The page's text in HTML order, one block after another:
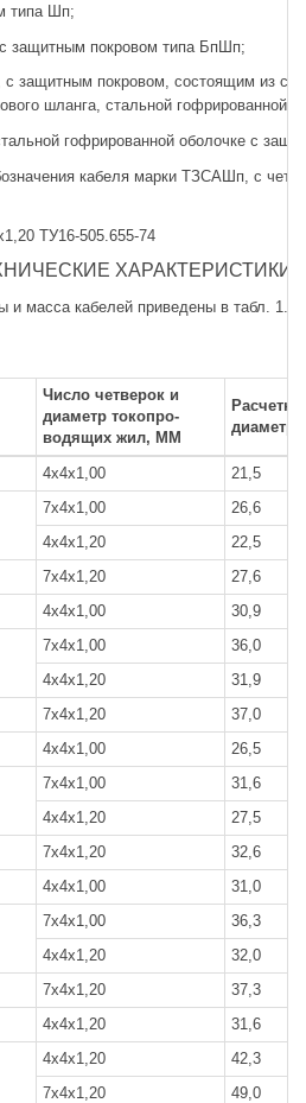
типа Шп;
защитным покровом типа БпШп;
защитным покровом, состоящим из
шланга, стальной гофрированной
гофрированной оболочке с
кабеля марки ТЗСАШп, с
ТУ16-505.655-74
ХАРАКТЕРИСТИКИ
и масса кабелей приведены в табл. 1.
Число четверок и
диаметр токопро-
водящих жил, ММ
4x4x1,00 21,5
7x4x1,00
26,6
4x4x1,20
22,5
7x4x1,20
27,6
4x4x1,00
30,9
7x4x1,00
36,0
4x4x1,20
31,9
7x4x1,20
37,0
4x4x1,00
26,5
7x4x1,00
31,6
4x4x1,20
27,5
7x4x1,20
32,6
4x4x1,00
31,0
7x4x1,00
36,3
4x4x1,20
32,0
7x4x1,20
37,3
4x4x1,20 31,6
4x4x1,20
42,3
7x4x1,20
49,0